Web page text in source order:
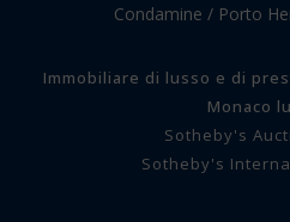
Condamine / Porto
Immobiliare di lusso e di
Monaco
Sotheby's
Sotheby's